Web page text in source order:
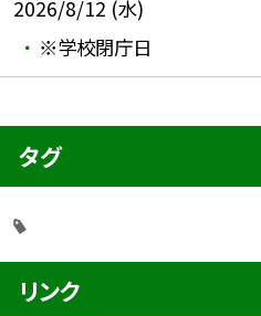
2026/8/12 (水)
※学校閉庁日
タグ
リンク